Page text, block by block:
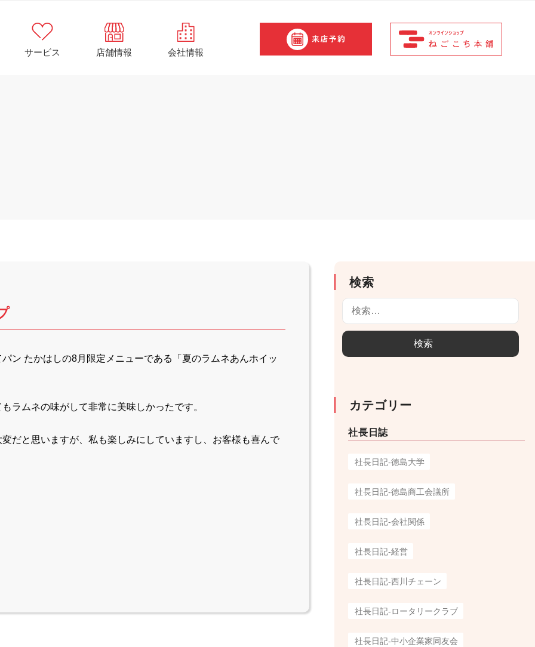
サービス 店舗情報 会社情報
検索
カテゴリー
社長日誌
社長日記-徳島大学
社長日記-徳島商工会議所
社長日記-会社関係
社長日記-経営
社長日記-西川チェーン
社長日記-ロータリークラブ
社長日記-中小企業家同友会
ン たかはしの8月限定メニューである「夏のラムネあんホイッ
ラムネの味がして非常に美味しかったです。
だと思いますが、私も楽しみにしていますし、お客様も喜んで